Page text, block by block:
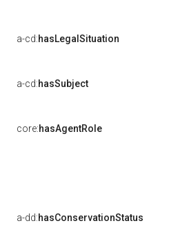
a-cd:hasLegalSituation
a-cd:hasSubject
core:hasAgentRole
a-dd:hasConservationStatus